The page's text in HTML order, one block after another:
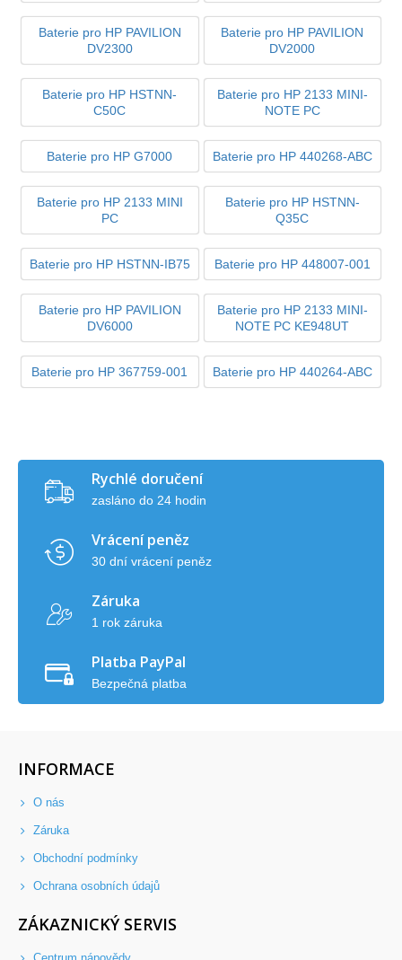
Baterie pro HP PAVILION
DV2300
Baterie pro HP PAVILION
DV2000
Baterie pro HP HSTNN-
C50C
Baterie pro HP 2133 MINI-
NOTE PC
Baterie pro HP G7000 Baterie pro HP 440268-ABC
Baterie pro HP 2133 MINI
PC
Baterie pro HP HSTNN-
Q35C
Baterie pro HP HSTNN-IB75 Baterie pro HP 448007-001
Baterie pro HP PAVILION
DV6000
Baterie pro HP 2133 MINI-
NOTE PC KE948UT
Baterie pro HP 367759-001 Baterie pro HP 440264-ABC
Rychlé doručení
zasláno do 24 hodin
Vrácení peněz
30 dní vrácení peněz
Záruka
1 rok záruka
Platba PayPal
Bezpečná platba
INFORMACE
O nás
Záruka
Obchodní podmínky
Ochrana osobních údajů
ZÁKAZNICKÝ SERVIS